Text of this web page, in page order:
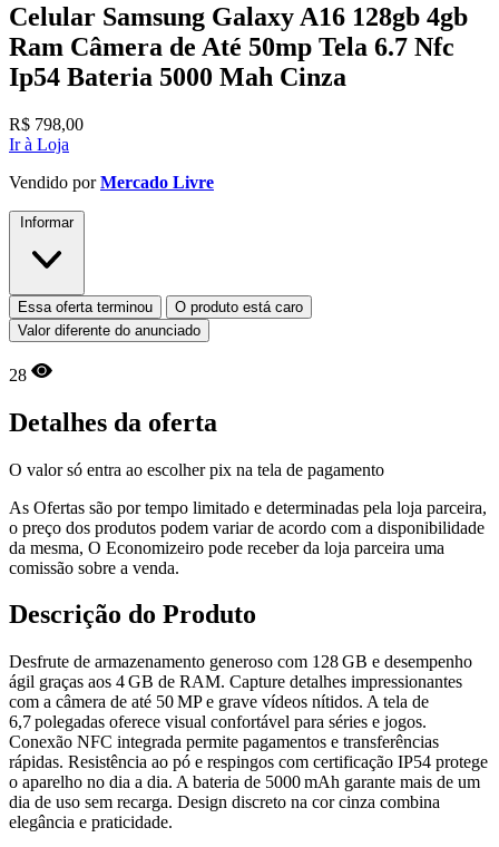
Celular Samsung Galaxy A16 128gb 4gb
Ram Câmera de Até 50mp Tela 6.7 Nfc
Ip54 Bateria 5000 Mah Cinza
R$ 798,00
Ir à Loja
Vendido porMercado Livre
Informar
Essa oferta terminou
O produto está caro
Valor diferente do anunciado
28
Detalhes da oferta
O valor só entra ao escolher pix na tela de pagamento
As Ofertas são por tempo limitado e determinadas pela loja parceira,
o preço dos produtos podem variar de acordo com a disponibilidade
da mesma, O Economizeiro pode receber da loja parceira uma
comissão sobre a venda.
Descrição do Produto
Desfrute de armazenamento generoso com 128 GB e desempenho
ágil graças aos 4 GB de RAM. Capture detalhes impressionantes
com a câmera de até 50 MP e grave vídeos nítidos. A tela de
6,7 polegadas oferece visual confortável para séries e jogos.
Conexão NFC integrada permite pagamentos e transferências
rápidas. Resistência ao pó e respingos com certificação IP54 protege
o aparelho no dia a dia. A bateria de 5000 mAh garante mais de um
dia de uso sem recarga. Design discreto na cor cinza combina
elegância e praticidade.